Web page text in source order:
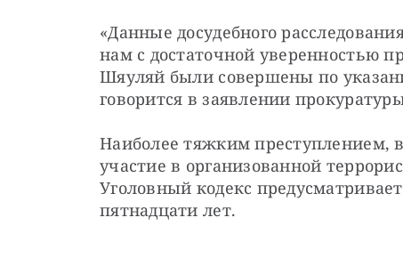
«Данные досудебного
нам с достаточной уверенностью
Шяуляй были совершены по
говорится в заявлении
Наиболее тяжким преступлением,
участие в организованной
Уголовный кодекс
пятнадцати лет.